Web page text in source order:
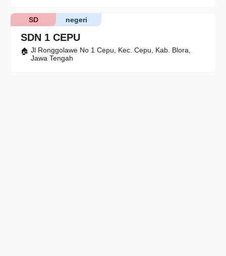
SDN 1 CEPU
negeri
SD
Jl Ronggolawe No 1 Cepu, Kec. Cepu, Kab. Blora,
Jawa Tengah